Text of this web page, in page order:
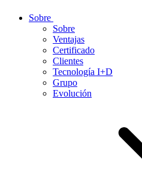
Sobre
Sobre
Ventajas
Certificado
Clientes
Tecnología I+D
Grupo
Evolución